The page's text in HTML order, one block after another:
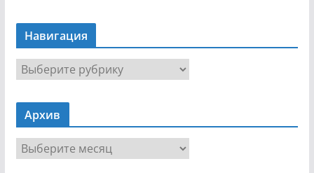
Навигация
Н
а
в
г
Архив
р